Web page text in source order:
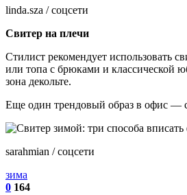
linda.sza / соцсети
Свитер на плечи
Стилист рекомендует использовать
или топа с брюками и классической
зона декольте.
Еще один трендовый образ в офис —
sarahmian / соцсети
зима
0 164